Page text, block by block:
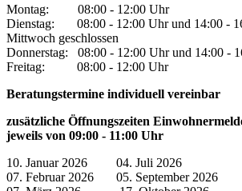
Montag: 08:00 - 12:00 Uhr
Dienstag: 08:00 - 12:00 Uhr und 14:00 -
Mittwoch geschlossen
Donnerstag: 08:00 - 12:00 Uhr und 14:00 -
Freitag: 08:00 - 12:00 Uhr
Beratungstermine individuell vereinbar
zusätzliche Öffnungszeiten
jeweils von 09:00 - 11:00 Uhr
10. Januar 2026 04. Juli 2026
07. Februar 2026 05. September 2026